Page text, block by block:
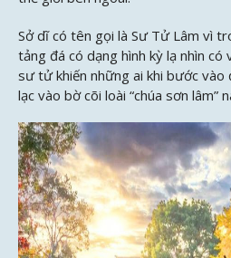
Sở dĩ có tên gọi là Sư Tử Lâm vì
tảng đá có dạng hình kỳ lạ nhìn có
sư tử khiến những ai khi bước vào
lạc vào bờ cõi loài “chúa sơn lâm”